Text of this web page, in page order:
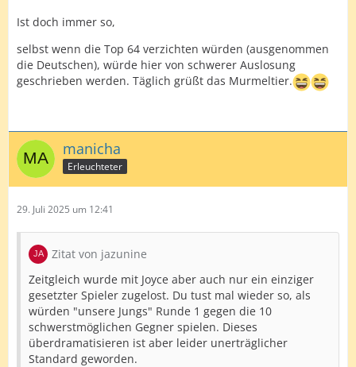
Ist doch immer so,
selbst wenn die Top 64 verzichten würden (ausgenommen
die Deutschen), würde hier von schwerer Auslosung
geschrieben werden. Täglich grüßt das Murmeltier.
manicha
Erleuchteter
29. Juli 2025 um 12:41
Zitat von jazunine
Zeitgleich wurde mit Joyce aber auch nur ein einziger
gesetzter Spieler zugelost. Du tust mal wieder so, als
würden "unsere Jungs" Runde 1 gegen die 10
schwerstmöglichen Gegner spielen. Dieses
überdramatisieren ist aber leider unerträglicher
Standard geworden.